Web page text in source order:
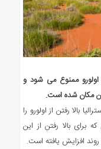
اولورو ممنوع می شود و
مکان شده است.
بالا رفتن از اولورو را
برای بالا رفتن از این
افزایش یافته است.